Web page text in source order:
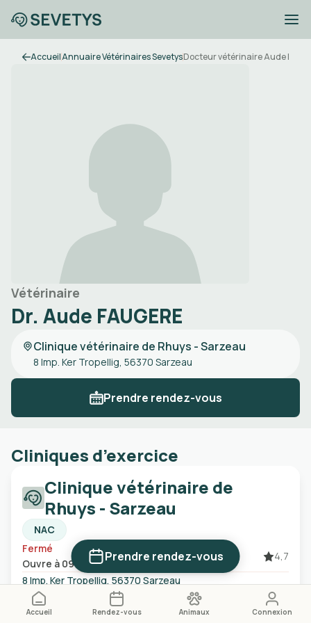
Prendre rendez-vous
Accueil Rendez-vous Animaux Connexion
AccueilAnnuaire Vétérinaires SevetysDocteur vétérinaire Aude
Vétérinaire
Dr. Aude FAUGERE
Clinique vétérinaire de Rhuys - Sarzeau
8 Imp. Ker Tropellig, 56370 Sarzeau
Prendre rendez-vous
Cliniques d’exercice
Clinique vétérinaire de
Rhuys - Sarzeau
NAC
Fermé
Ouvre à 09:00
4,7
8 Imp. Ker Tropellig, 56370 Sarzeau
02 97 41 39 34
Certains créneaux ne sont pas affichés en ligne. N'hésitez pas à